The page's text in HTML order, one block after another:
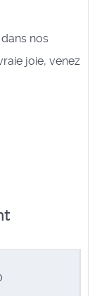
nos
joie, venez